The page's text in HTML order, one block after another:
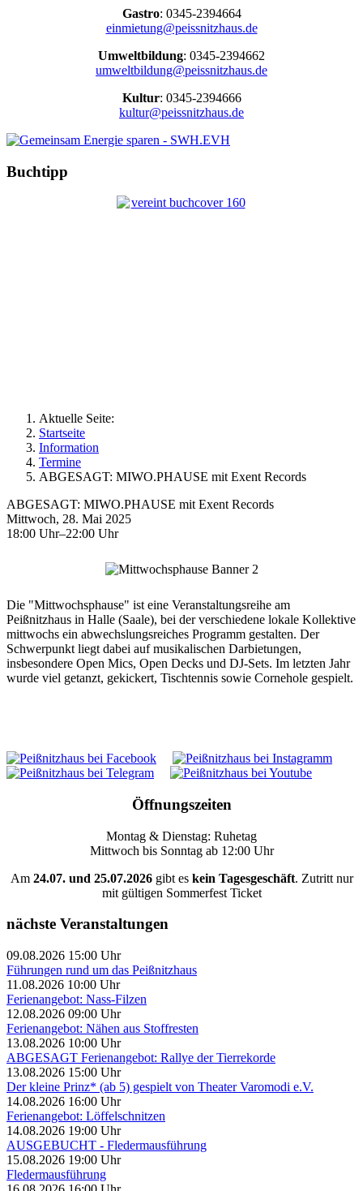
Gastro: 0345-2394664
einmietung@peissnitzhaus.de
Umweltbildung: 0345-2394662
umweltbildung@peissnitzhaus.de
Kultur: 0345-2394666
kultur@peissnitzhaus.de
Buchtipp
Aktuelle Seite:
Startseite
Information
Termine
ABGESAGT: MIWO.PHAUSE mit Exent Records
ABGESAGT: MIWO.PHAUSE mit Exent Records
Mittwoch, 28. Mai 2025
18:00 Uhr–22:00 Uhr
Die "Mittwochsphause" ist eine Veranstaltungsreihe am
Peißnitzhaus in Halle (Saale), bei der verschiedene lokale Kollektive
mittwochs ein abwechslungsreiches Programm gestalten. Der
Schwerpunkt liegt dabei auf musikalischen Darbietungen,
insbesondere Open Mics, Open Decks und DJ-Sets. Im letzten Jahr
wurde viel getanzt, gekickert, Tischtennis sowie Cornehole gespielt.
Öffnungszeiten
Montag & Dienstag: Ruhetag
Mittwoch bis Sonntag ab 12:00 Uhr
Am 24.07. und 25.07.2026gibt eskein Tagesgeschäft. Zutritt nur
mit gültigen Sommerfest Ticket
nächste Veranstaltungen
09.08.2026 15:00 Uhr
Führungen rund um das Peißnitzhaus
11.08.2026 10:00 Uhr
Ferienangebot: Nass-Filzen
12.08.2026 09:00 Uhr
Ferienangebot: Nähen aus Stoffresten
13.08.2026 10:00 Uhr
ABGESAGT Ferienangebot: Rallye der Tierrekorde
13.08.2026 15:00 Uhr
Der kleine Prinz* (ab 5) gespielt von Theater Varomodi e.V.
14.08.2026 16:00 Uhr
Ferienangebot: Löffelschnitzen
14.08.2026 19:00 Uhr
AUSGEBUCHT - Fledermausführung
15.08.2026 19:00 Uhr
Fledermausführung